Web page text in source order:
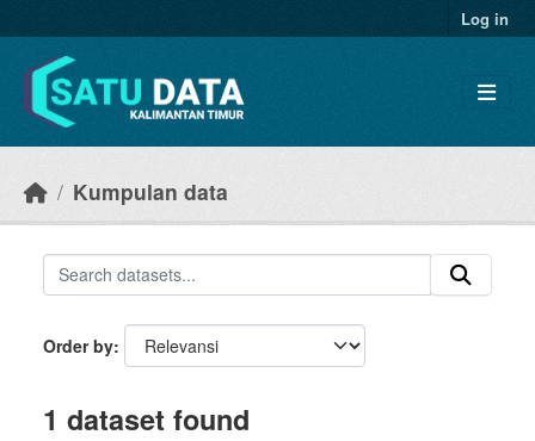
Log in
Kumpulan data
Order by
1 dataset found